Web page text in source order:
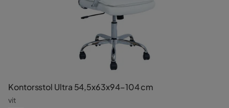
Kontorsstol Ultra 54,5x63x94–104 cm
vit